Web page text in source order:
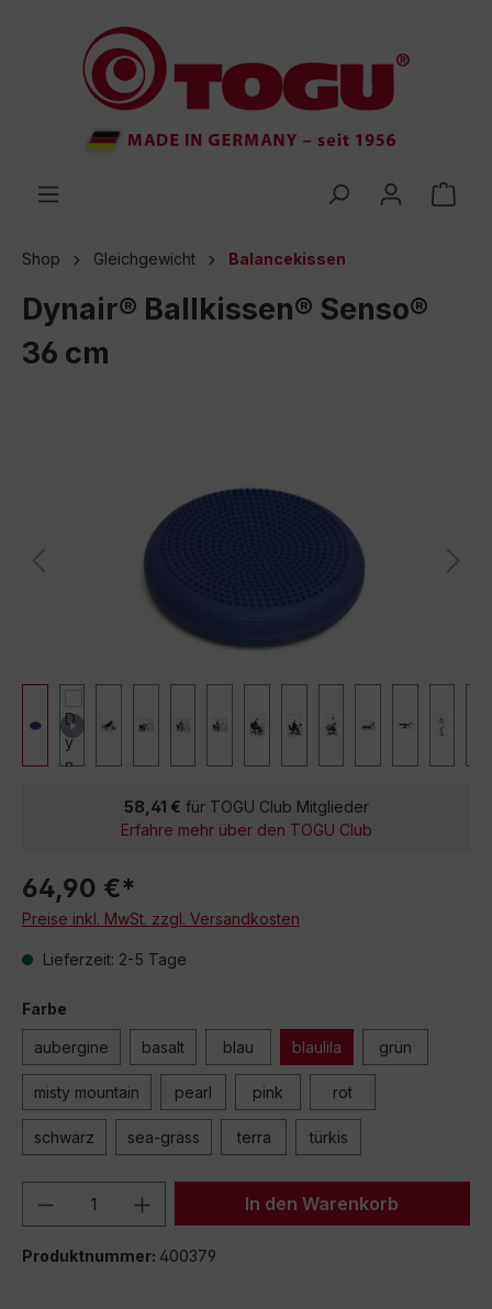
springen
Shop Gleichgewicht Balancekissen
Dynair® Ballkissen® Senso®
36 cm
58,41 € für TOGU Club Mitglieder
Erfahre mehr über den TOGU Club
64,90 €*
Preise inkl. MwSt. zzgl. Versandkosten
Lieferzeit: 2-5 Tage
Farbe
aubergine basalt blau blaulila grün
misty mountain pearl pink rot
schwarz sea-grass terra türkis
Produkt Anzahl: Gib denIn den Warenkorb
Produktnummer: 400379